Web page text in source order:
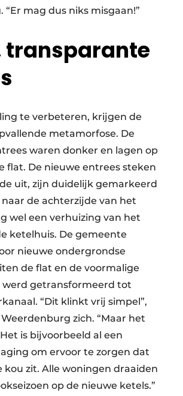
mag dus niks misgaan!”
transparante
te verbeteren, krijgen de
metamorfose. De
waren donker en lagen op
flat. De nieuwe entrees steken
uit, zijn duidelijk gemarkeerd
de achterzijde van het
wel een verhuizing van het
ketelhuis. De gemeente
nieuwe ondergrondse
de flat en de voormalige
getransformeerd tot
“Dit klinkt vrij simpel”,
zich. “Maar het
is bijvoorbeeld al een
om ervoor te zorgen dat
kou zit. Alle woningen draaiden
op de nieuwe ketels.”